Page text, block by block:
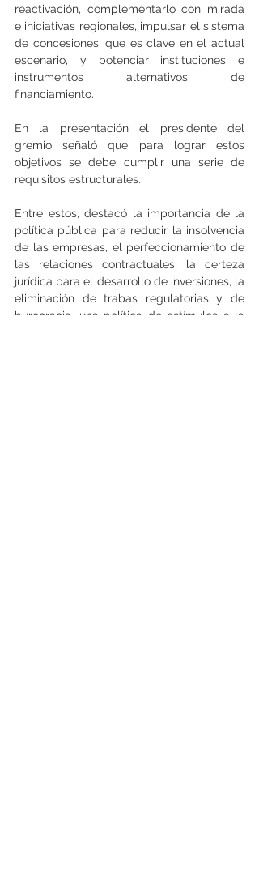
reactivación, complementarlo con mirada
e iniciativas regionales, impulsar el sistema
de concesiones, que es clave en el actual
escenario, y potenciar instituciones e
instrumentos alternativos de
financiamiento.
En la presentación el presidente del
gremio señaló que para lograr estos
objetivos se debe cumplir una serie de
requisitos estructurales.
Entre estos, destacó la importancia de la
política pública para reducir la insolvencia
de las empresas, el perfeccionamiento de
las relaciones contractuales, la certeza
jurídica para el desarrollo de inversiones, la
eliminación de trabas regulatorias y de
burocracia, una política de estímulos a la